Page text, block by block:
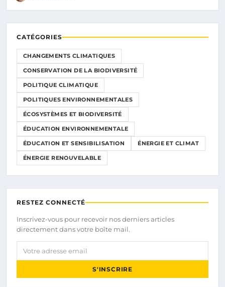
CATÉGORIES
CHANGEMENTS CLIMATIQUES
CONSERVATION DE LA BIODIVERSITÉ
POLITIQUE CLIMATIQUE
POLITIQUES ENVIRONNEMENTALES
ÉCOSYSTÈMES ET BIODIVERSITÉ
ÉDUCATION ENVIRONNEMENTALE
ÉDUCATION ET SENSIBILISATION ÉNERGIE ET CLIMAT
ÉNERGIE RENOUVELABLE
RESTEZ CONNECTÉ
Inscrivez-vous pour recevoir nos derniers articles
directement dans votre boîte mail.
Votre adresse email
S'INSCRIRE